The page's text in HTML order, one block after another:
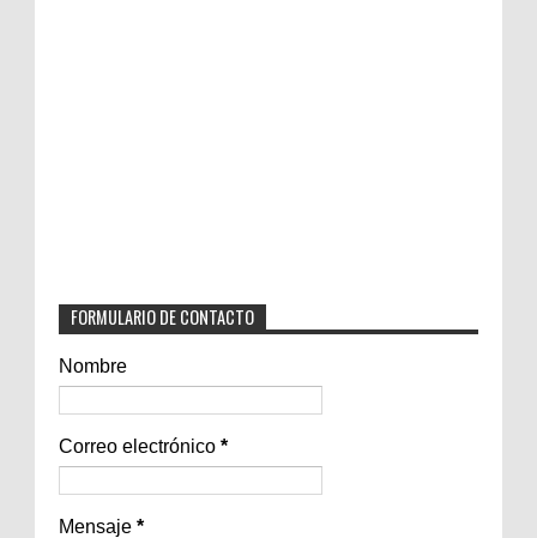
FORMULARIO DE CONTACTO
Nombre
Correo electrónico *
Mensaje *